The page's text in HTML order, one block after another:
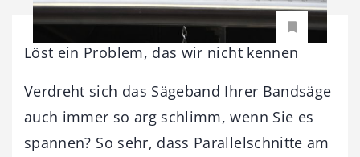
Löst ein Problem, das wir nicht kennen
Verdreht sich das Sägeband Ihrer Bandsäge
auch immer so arg schlimm, wenn Sie es
spannen? So sehr, dass Parallelschnitte am